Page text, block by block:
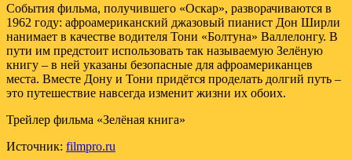
События фильма, получившего «Оскар», разворачиваются в
1962 году: афроамериканский джазовый пианист Дон Ширли
нанимает в качестве водителя Тони «Болтуна» Валлелонгу. В
пути им предстоит использовать так называемую Зелёную
книгу – в ней указаны безопасные для афроамериканцев
места. Вместе Дону и Тони придётся проделать долгий путь –
это путешествие навсегда изменит жизни их обоих.
Трейлер фильма «Зелёная книга»
Источник: filmpro.ru